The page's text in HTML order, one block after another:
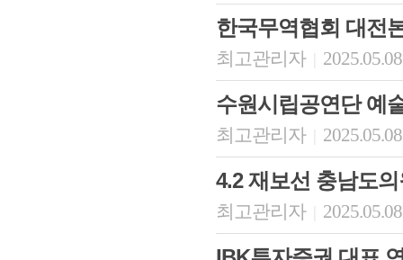
한국무역협회 대전
최고관리자
수원시립공연단 예
최고관리자
4.2 재보선 충남도
최고관리자